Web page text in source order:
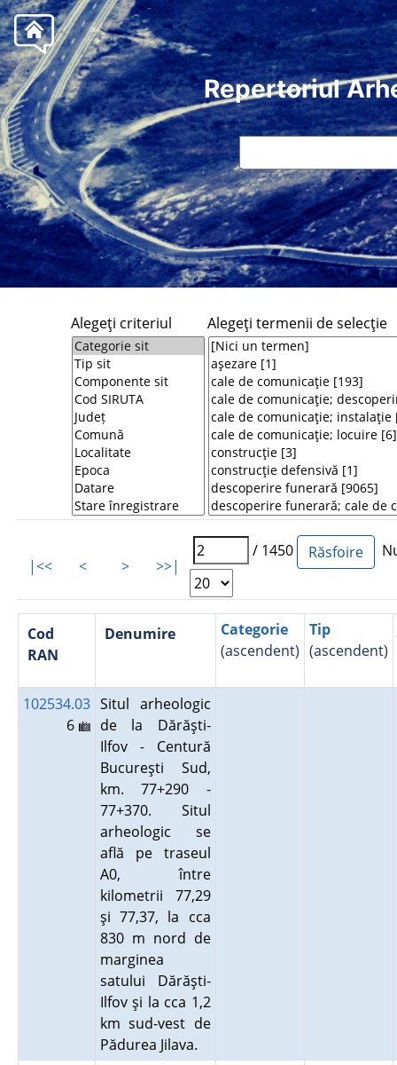
Repertoriul
Alegeţi criteriul Alegeţi termenii de selecţie
|<< < > >>|
/ 1450
Cod
RAN
Denumire
Categorie
(ascendent)
Tip
(ascendent)
102534.03
6
Situl arheologic
de la Dărăşti-
Ilfov - Centură
Bucureşti Sud,
km. 77+290 -
77+370. Situl
arheologic se
află pe traseul
A0, între
kilometrii 77,29
şi 77,37, la cca
830 m nord de
marginea
satului Dărăşti-
Ilfov şi la cca 1,2
km sud-vest de
Pădurea Jilava.